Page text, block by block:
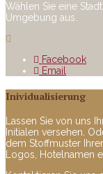
Wählen Sie eine
Umgebung aus.
Facebook
Email
Inividualisierung
Lassen Sie von uns
Initialen versehen.
dem Stoffmuster
Logos, Hotelnamen